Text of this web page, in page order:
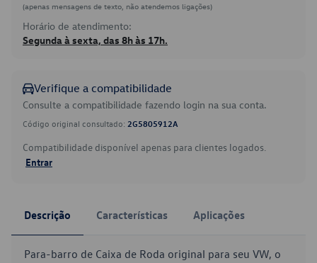
(apenas mensagens de texto, não atendemos ligações)
Horário de atendimento:
Segunda à sexta, das 8h às 17h.
Verifique a compatibilidade
Consulte a compatibilidade fazendo login na sua conta.
Código original consultado: 2G5805912A
Compatibilidade disponível apenas para clientes logados.
Entrar
Descrição Características Aplicações
Para-barro de Caixa de Roda original para seu VW, o